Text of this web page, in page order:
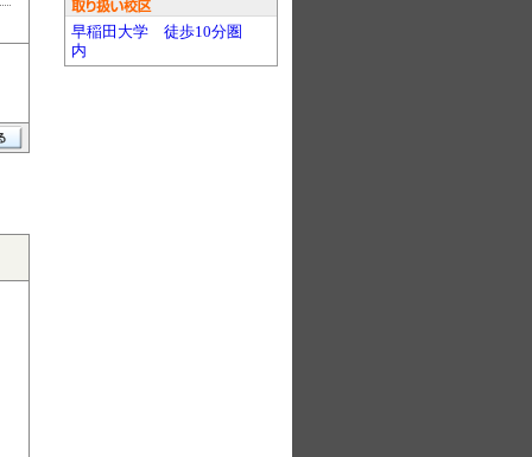
早稲田大学 徒歩10分圏
内